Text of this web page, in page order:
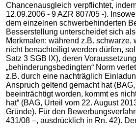
Chancenausgleich verpflichtet,
12.09.2006 - 9 AZR 807/05 -).
dem einzelnen schwerbehinderten
Besserstellung unterscheidet sich
Merkmalen: während z.B.
nicht benachteiligt werden dürfen,
Satz 3 SGB IX), deren
„behinderungsbedingten“ Norm
z.B. durch eine nachträglich
Anspruch geltend gemacht hat
beeinträchtigt worden, kommt es
hat“ (BAG, Urteil vom 22. August
Gründe). Für den
431/08 –, ausdrücklich in Rn. 42).